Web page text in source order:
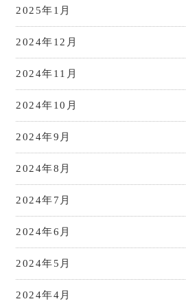
2025年1月
2024年12月
2024年11月
2024年10月
2024年9月
2024年8月
2024年7月
2024年6月
2024年5月
2024年4月